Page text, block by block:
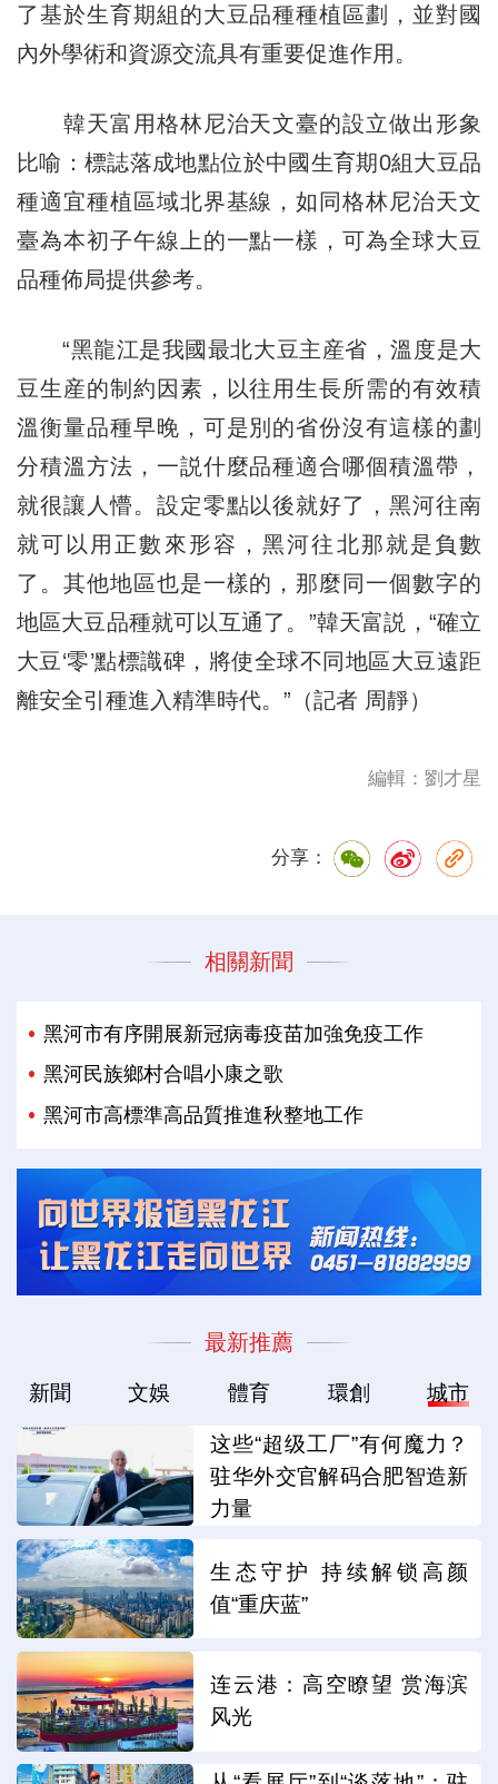
了基於生育期組的大豆品種種植區劃，並對國
內外學術和資源交流具有重要促進作用。
韓天富用格林尼治天文臺的設立做出形象
比喻：標誌落成地點位於中國生育期0組大豆品
種適宜種植區域北界基線，如同格林尼治天文
臺為本初子午線上的一點一樣，可為全球大豆
品種佈局提供參考。
“黑龍江是我國最北大豆主産省，溫度是大
豆生産的制約因素，以往用生長所需的有效積
溫衡量品種早晚，可是別的省份沒有這樣的劃
分積溫方法，一説什麼品種適合哪個積溫帶，
就很讓人懵。設定零點以後就好了，黑河往南
就可以用正數來形容，黑河往北那就是負數
了。其他地區也是一樣的，那麼同一個數字的
地區大豆品種就可以互通了。”韓天富説，“確立
大豆‘零’點標識碑，將使全球不同地區大豆遠距
離安全引種進入精準時代。”（記者 周靜）
編輯：劉才星
分享：
相關新聞
黑河市有序開展新冠病毒疫苗加強免疫工作
黑河民族鄉村合唱小康之歌
黑河市高標準高品質推進秋整地工作
最新推薦
新聞 文娛 體育 環創 城市
这些“超级工厂”有何魔力？
驻华外交官解码合肥智造新
力量
生态守护 持续解锁高颜
值“重庆蓝”
连云港：高空瞭望 赏海滨
风光